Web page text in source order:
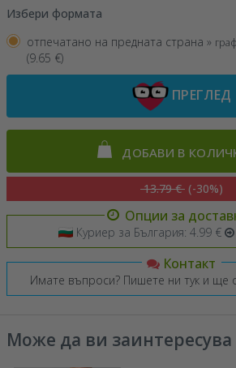
Избери формата
отпечатано на предната страна »
(9.65 €)
ПРЕГЛЕД
ДОБАВИ В
13.79 € (-30%)
Опции за
Куриер за България: 4.99 €
Контакт
Имате въпроси? Пишете ни
Може да ви заинтересува